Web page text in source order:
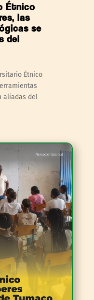
Étnico
las
se
del
Étnico
aliadas del